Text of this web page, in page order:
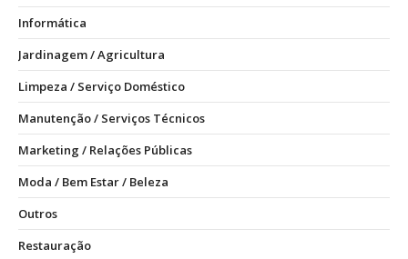
Informática
Jardinagem / Agricultura
Limpeza / Serviço Doméstico
Manutenção / Serviços Técnicos
Marketing / Relações Públicas
Moda / Bem Estar / Beleza
Outros
Restauração